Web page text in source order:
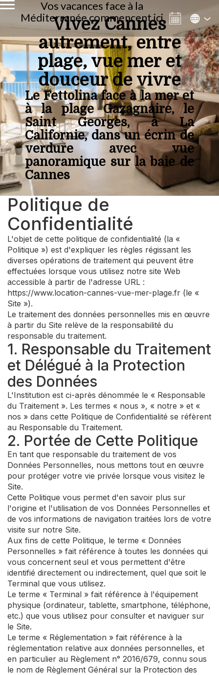
Vos vacances face à la
Méditerranée commencent ici
Vivez Cannes
autrement, entre
plage, vue mer et
douceur de vivre
Le Fettolina face à la mer et
à la plage Gazagnaire, le
Saint Georges, à La
Californie, dans un écrin de
verdure avec vue
panoramique sur la baie de
Cannes
Politique de
Confidentialité
L'objet de cette politique de confidentialité (la «
Politique ») est d'expliquer les règles régissant les
diverses opérations de traitement qui peuvent être
effectuées lorsque vous utilisez notre site Web
accessible à partir de l'adresse URL :
https://www.location-cannes-vue-mer-plage.fr (le «
Site »).
Le traitement des données personnelles mis en œuvre
à partir du Site relève de la responsabilité du
responsable du traitement.
1. Responsable du Traitement
et Délégué à la Protection
des Données
L'Institution est ci-après dénommée le « Responsable
du Traitement ». Les termes « nous », « notre » et «
nos » dans cette Politique de Confidentialité se réfèrent
au Responsable du Traitement.
2. Portée de Cette Politique
En tant que responsable du traitement de vos
Données Personnelles, nous mettons tout en œuvre
pour protéger votre vie privée lorsque vous visitez le
Site.
Cette Politique vous permet d'en savoir plus sur
l'origine et l'utilisation de vos Données Personnelles et
de vos informations de navigation traitées lors de votre
visite sur notre Site.
Aux fins de cette Politique, le terme « Données
Personnelles » fait référence à toutes les données qui
vous concernent seul et vous permettent d'être
identifié directement ou indirectement, quel que soit le
Terminal que vous utilisez.
Le terme « Terminal » fait référence à l'équipement
physique (ordinateur, tablette, smartphone, téléphone,
etc.) que vous utilisez pour consulter et naviguer sur
le Site.
Le terme « Réglementation » fait référence à la
réglementation relative aux données personnelles, et
en particulier au Règlement n° 2016/679, connu sous
le nom de Règlement Général sur la Protection des